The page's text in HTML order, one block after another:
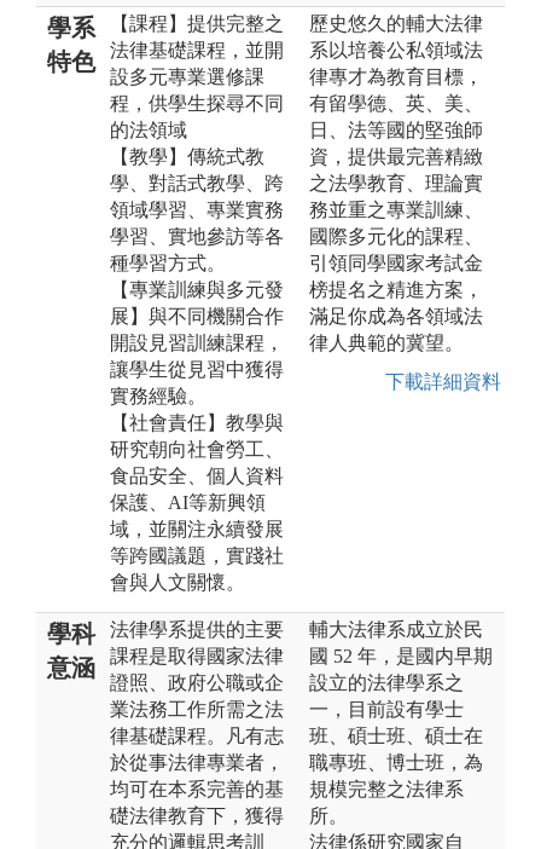
學系
特色
【課程】提供完整之
法律基礎課程，並開
設多元專業選修課
程，供學生探尋不同
的法領域
【教學】傳統式教
學、對話式教學、跨
領域學習、專業實務
學習、實地參訪等各
種學習方式。
【專業訓練與多元發
展】與不同機關合作
開設見習訓練課程，
讓學生從見習中獲得
實務經驗。
【社會責任】教學與
研究朝向社會勞工、
食品安全、個人資料
保護、AI等新興領
域，並關注永續發展
等跨國議題，實踐社
會與人文關懷。
歷史悠久的輔大法律
系以培養公私領域法
律專才為教育目標，
有留學德、英、美、
日、法等國的堅強師
資，提供最完善精緻
之法學教育、理論實
務並重之專業訓練、
國際多元化的課程、
引領同學國家考試金
榜提名之精進方案，
滿足你成為各領域法
律人典範的冀望。
下載詳細資料
學科
意涵
法律學系提供的主要
課程是取得國家法律
證照、政府公職或企
業法務工作所需之法
律基礎課程。凡有志
於從事法律專業者，
均可在本系完善的基
礎法律教育下，獲得
充分的邏輯思考訓
輔大法律系成立於民
國 52 年，是國内早期
設立的法律學系之
一，目前設有學士
班、碩士班、碩士在
職專班、博士班，為
規模完整之法律系
所。
法律係研究國家自